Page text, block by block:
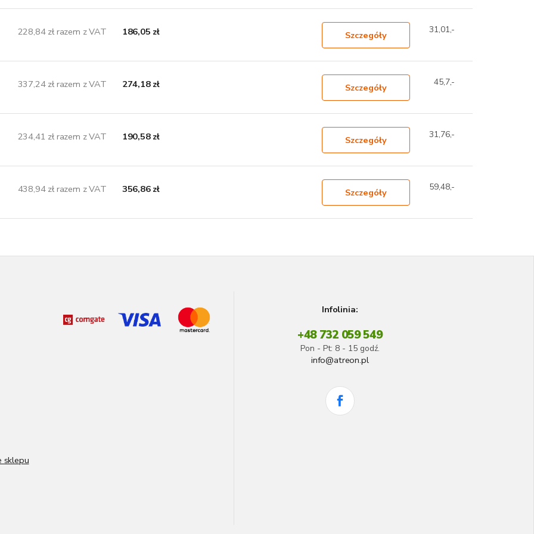
228,84 zł razem z VAT 186,05 zł Szczegóły 31,01,-
337,24 zł razem z VAT 274,18 zł Szczegóły 45,7,-
234,41 zł razem z VAT 190,58 zł Szczegóły 31,76,-
438,94 zł razem z VAT 356,86 zł Szczegóły 59,48,-
sklepu
Infolinia:
+48 732 059 549
Pon - Pt: 8 - 15 godź.
info@atreon.pl